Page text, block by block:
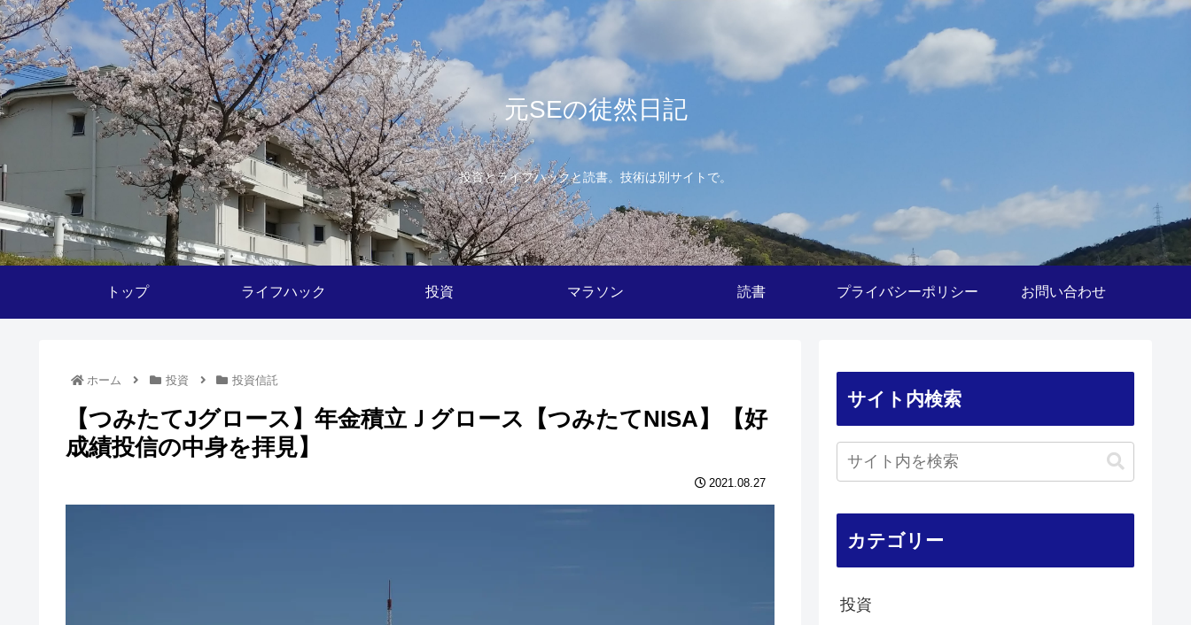
元SEの徒然日記
投資とライフハックと読書。技術は別サイトで。
トップ ライフハック 投資 マラソン 読書 プライバシーポリシー お問い合わせ
ホーム 投資 投資信託
【つみたてJグロース】年金積立Ｊグロース【つみたてNISA】【好
成績投信の中身を拝見】
2021.08.27
サイト内検索
カテゴリー
投資